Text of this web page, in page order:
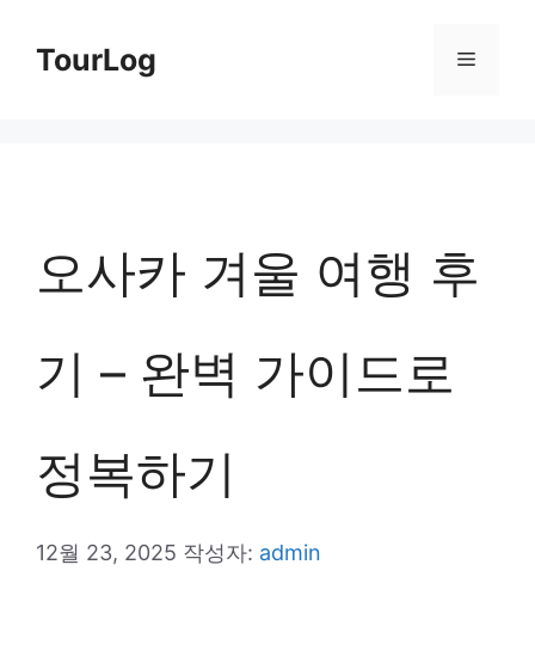
TourLog 메
오사카 겨울 여행 후
기 – 완벽 가이드로
정복하기
12월 23, 2025 작성자: admin